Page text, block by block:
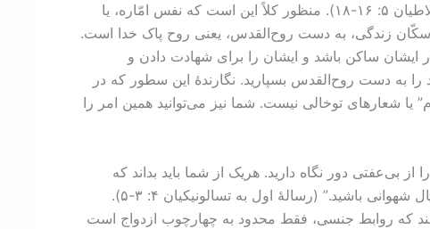
نمی‌توانید هر آنچه را که می‌خواهید، به‌جا آورید. امّا اگر از روح هدایت شوید، دیگر زیر شریعت نخواهید بود.” (رساله به غلاطیان ۵: ‏۱۶-‏۱۸). منظور کلاً این است که نفس امّاره، یا
سکّان زندگی، به دست روح‌القدس، یعنی روح پاک خدا است.
ساکن باشد و ایشان را برای شهادت دادن و
به دست روح‌القدس بسپارید. نگارندۀ این سطور که در
شعارهای توخالی نیست. شما نیز می‌توانید همین امر را
بی‌عفتی دور نگاه دارید. هریک از شما باید بداند که
چگونه در پاکی و برازندگی، بدن خود را تحت تسلّط نگاه دارد. نباید همانند قومهایی که خدا را نمی‌شناسند، دستخوش امیال شهوانی باشید.” (رسالۀ اول به تسالونیکیان ۴: ‏۳-‏۵).
که روابط جنسی، فقط محدود به چهارچوب ازدواج است